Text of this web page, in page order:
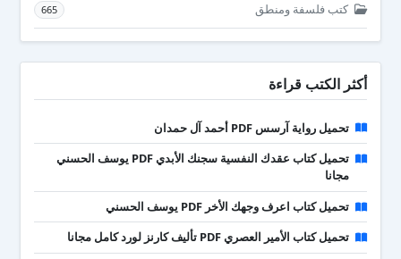
كتب فلسفة ومنطق 665
أكثر الكتب قراءة
تحميل رواية آرسس PDF أحمد آل حمدان
تحميل كتاب عقدك النفسية سجنك الأبدي PDF يوسف الحسني
مجانا
تحميل كتاب اعرف وجهك الأخر PDF يوسف الحسني
تحميل كتاب الأمير العصري PDF تأليف كارنز لورد كامل مجانا